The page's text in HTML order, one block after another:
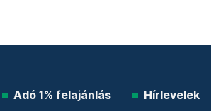
Adó 1% felajánlás Hírlevelek